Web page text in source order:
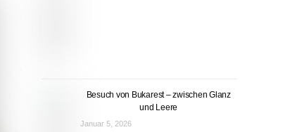
Besuch von Bukarest – zwischen Glanz
und Leere
Januar 5, 2026